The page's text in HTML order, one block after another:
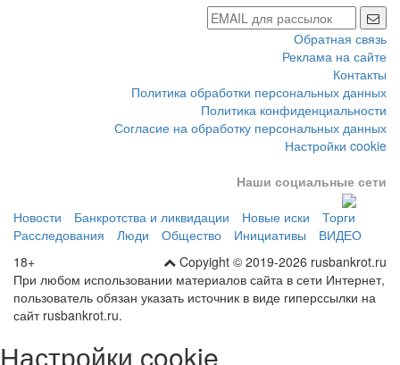
Обратная связь
Реклама на сайте
Контакты
Политика обработки персональных данных
Политика конфиденциальности
Согласие на обработку персональных данных
Настройки cookie
Наши социальные сети
Новости Банкротства и ликвидации Новые иски
Торги
Расследования
Люди Общество Инициативы
ВИДЕО
Copyight © 2019-2026 rusbankrot.ru
18+
При любом использовании материалов сайта в сети Интернет,
пользователь обязан указать источник в виде гиперссылки на
сайт rusbankrot.ru.
Настройки cookie